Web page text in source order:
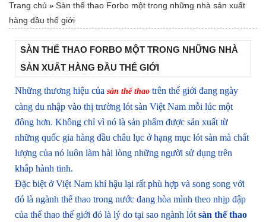
Trang chủ » Sàn thể thao Forbo một trong những nhà sản xuất
hàng đầu thế giới
SÀN THỂ THAO FORBO MỘT TRONG NHỮNG NHÀ
SẢN XUẤT HÀNG ĐẦU THẾ GIỚI
Những thương hiệu của sàn thể thao trên thế giới đang ngày
càng du nhập vào thị trường lót sàn Việt Nam mỗi lúc một
đông hơn. Không chỉ vì nó là sản phẩm được sản xuất từ
những quốc gia hàng đầu châu lục ở hạng mục lót sàn mà chất
lượng của nó luôn làm hài lòng những người sử dụng trên
khắp hành tinh.
Đặc biệt ở Việt Nam khí hậu lại rất phù hợp và song song với
đó là ngành thể thao trong nước đang hòa mình theo nhịp đập
của thể thao thế giới đó là lý do tại sao ngành lót sàn thể thao